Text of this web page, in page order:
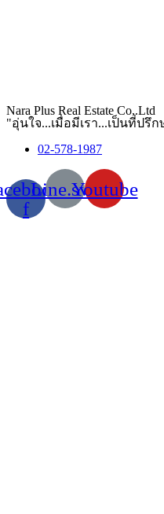
Nara Plus Real Estate Co,.Ltd
"อุ่นใจ...เมื่อมีเรา...เป็นที่ปรึก
02-578-1987
f
Line.svgYoutube